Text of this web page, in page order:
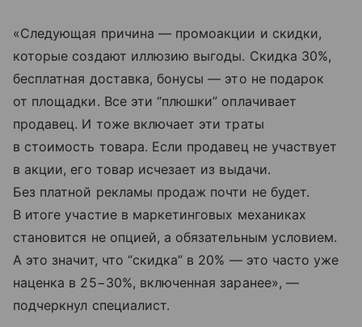
«Следующая причина — промоакции и скидки,
которые создают иллюзию выгоды. Скидка 30%,
бесплатная доставка, бонусы — это не подарок
от площадки. Все эти “плюшки” оплачивает
продавец. И тоже включает эти траты
в стоимость товара. Если продавец не участвует
в акции, его товар исчезает из выдачи.
Без платной рекламы продаж почти не будет.
В итоге участие в маркетинговых механиках
становится не опцией, а обязательным условием.
А это значит, что “скидка” в 20% — это часто уже
наценка в 25−30%, включенная заранее», —
подчеркнул специалист.